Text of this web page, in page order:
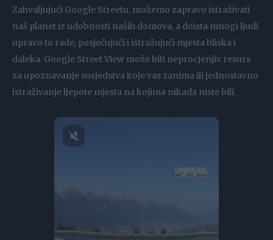
Zahvaljujući Google Streetu, možemo zapravo istraživati ​​
naš planet iz udobnosti naših domova, a doista mnogi ljudi
upravo to rade, posjećujući i istražujući mjesta bliska i
daleka. Google Street View može biti neprocjenjiv resurs
za upoznavanje susjedstva koje vas zanima ili jednostavno
istraživanje ljepote mjesta na kojima nikada niste bili.